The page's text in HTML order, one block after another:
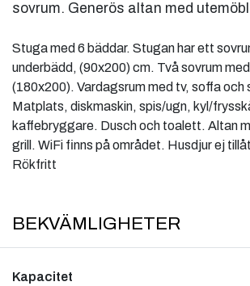
sovrum. Generös altan med
Stuga med 6 bäddar. Stugan har ett
underbädd, (90x200) cm. Två sovrum
(180x200). Vardagsrum med tv, soffa och
Matplats, diskmaskin, spis/ugn, kyl/
kaffebryggare. Dusch och toalett. Altan
grill. WiFi finns på området. Husdjur ej
Rökfritt
BEKVÄMLIGHETER
Kapacitet